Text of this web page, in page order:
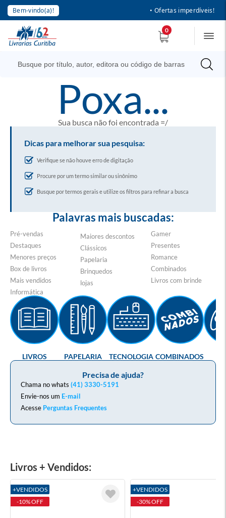
Bem-vindo(a)! • Ofertas imperdíveis!
0
poxa...
Sua busca não foi encontrada =/
Dicas para melhorar sua pesquisa:
Verifique se não houve erro de digitação
Procure por um termo similar ou sinônimo
Busque por termos gerais e utilize os filtros para refinar a busca
Palavras mais buscadas:
Pré-vendas
Destaques
Menores preços
Box de livros
Mais vendidos
Informática
Maiores descontos
Clássicos
Papelaria
Brinquedos
lojas
Gamer
Presentes
Romance
Combinados
Livros com brinde
Precisa de ajuda?
Chama no whats (41) 3330-5191
Envie-nos um E-mail
Acesse Perguntas Frequentes
LIVROS PAPELARIA TECNOLOGIA COMBINADOS
Livros + Vendidos:
+VENDIDOS
-10% OFF
+VENDIDOS
-30% OFF